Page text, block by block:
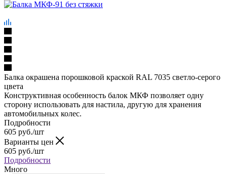
Балка окрашена порошковой краской RAL 7035 светло-серого
цвета
Конструктивная особенность балок МКФ позволяет одну
сторону использовать для настила, другую для хранения
автомобильных колес.
Подробности
605 руб./шт
Варианты цен
605 руб./шт
Подробности
Много